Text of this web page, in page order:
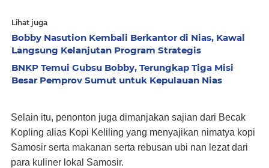
Lihat juga
Bobby Nasution Kembali Berkantor di Nias, Kawal
Langsung Kelanjutan Program Strategis
BNKP Temui Gubsu Bobby, Terungkap Tiga Misi
Besar Pemprov Sumut untuk Kepulauan Nias
Selain itu, penonton juga dimanjakan sajian dari Becak
Kopling alias Kopi Keliling yang menyajikan nimatya kopi
Samosir serta makanan serta rebusan ubi nan lezat dari
para kuliner lokal Samosir.